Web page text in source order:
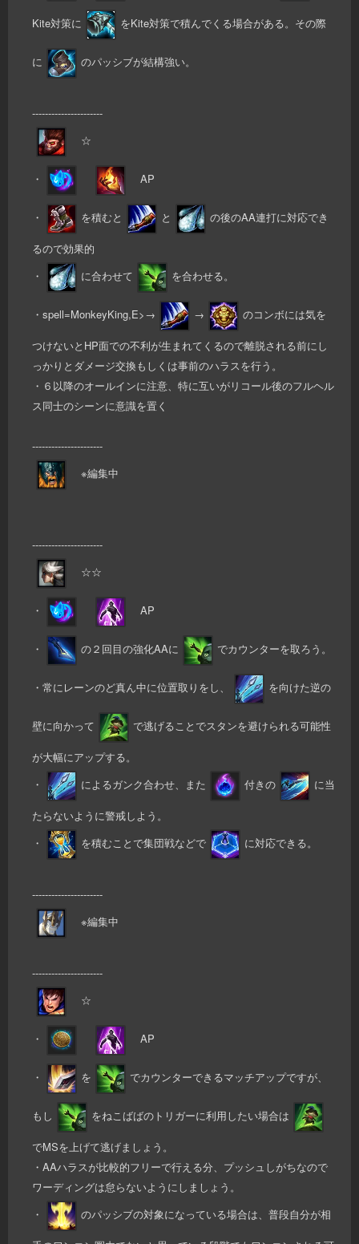
Kite対策に をKite対策で積んでくる場合がある。その際
に のパッシブが結構強い。
----------------------
☆
・ AP
・ を積むと と の後のAA連打に対応でき
るので効果的
・
に合わせて を合わせる。
・spell=MonkeyKing,E>→ → のコンボには気を
つけないとHP面での不利が生まれてくるので離脱される前にし
っかりとダメージ交換もしくは事前のハラスを行う。
・６以降のオールインに注意、特に互いがリコール後のフルヘル
ス同士のシーンに意識を置く
----------------------
※編集中
----------------------
☆☆
・ AP
・ の２回目の強化AAに でカウンターを取ろう。
・常にレーンのど真ん中に位置取りをし、 を向けた逆の
壁に向かって で逃げることでスタンを避けられる可能性
が大幅にアップする。
・
によるガンク合わせ、また 付きの に当
たらないように警戒しよう。
・
を積むことで集団戦などで に対応できる。
----------------------
※編集中
----------------------
☆
・ AP
・ を でカウンターできるマッチアップですが、
もし をねこばばのトリガーに利用したい場合は
でMSを上げて逃げましょう。
・AAハラスが比較的フリーで行える分、プッシュしがちなので
ワーディングは怠らないようにしましょう。
・
のパッシブの対象になっている場合は、普段自分が相